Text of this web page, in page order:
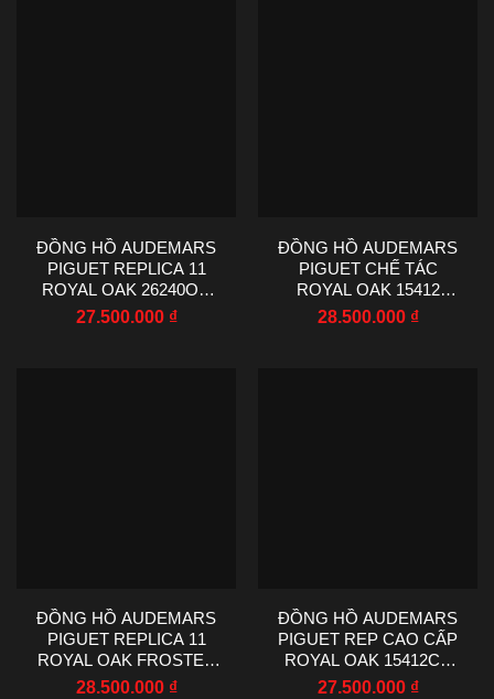
ĐỒNG HỒ AUDEMARS
PIGUET REPLICA 11
ROYAL OAK 26240OR
MẶT SỐ MÀU NÂU MẠ
27.500.000 ₫
ĐỒNG HỒ AUDEMARS
PIGUET CHẾ TÁC
ROYAL OAK 15412
FROSTED GOLD MẠ
28.500.000 ₫
ĐỒNG HỒ AUDEMARS
PIGUET REPLICA 11
ROYAL OAK FROSTED
GOLD 15412 MẠ VÀNG
28.500.000 ₫
ĐỒNG HỒ AUDEMARS
PIGUET REP CAO CẤP
ROYAL OAK 15412CE
MẶT SỐ LỘ CƠ VIỀN
27.500.000 ₫